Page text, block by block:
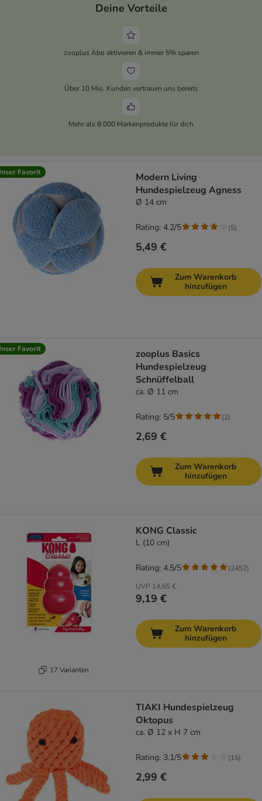
Deine Vorteile
zooplus Abo aktivieren & immer 5% sparen
Über 10 Mio. Kunden vertrauen uns bereits
Mehr als 8.000 Markenprodukte für dich
Favorit
Modern Living
Hundespielzeug Agness
Ø 14 cm
5,49 €
Rating: 4.2/5 (5)
Zum Warenkorb
hinzufügen
Favorit
zooplus Basics
Hundespielzeug
Schnüffelball
ca. Ø 11 cm
2,69 €
Rating: 5/5 (2)
Zum Warenkorb
hinzufügen
17 Varianten
KONG Classic
L (10 cm)
UVP 14,65 €
9,19 €
Rating: 4.5/5 (2452)
Zum Warenkorb
hinzufügen
TIAKI Hundespielzeug
Oktopus
ca. Ø 12 x H 7 cm
2,99 €
Rating: 3.1/5 (15)